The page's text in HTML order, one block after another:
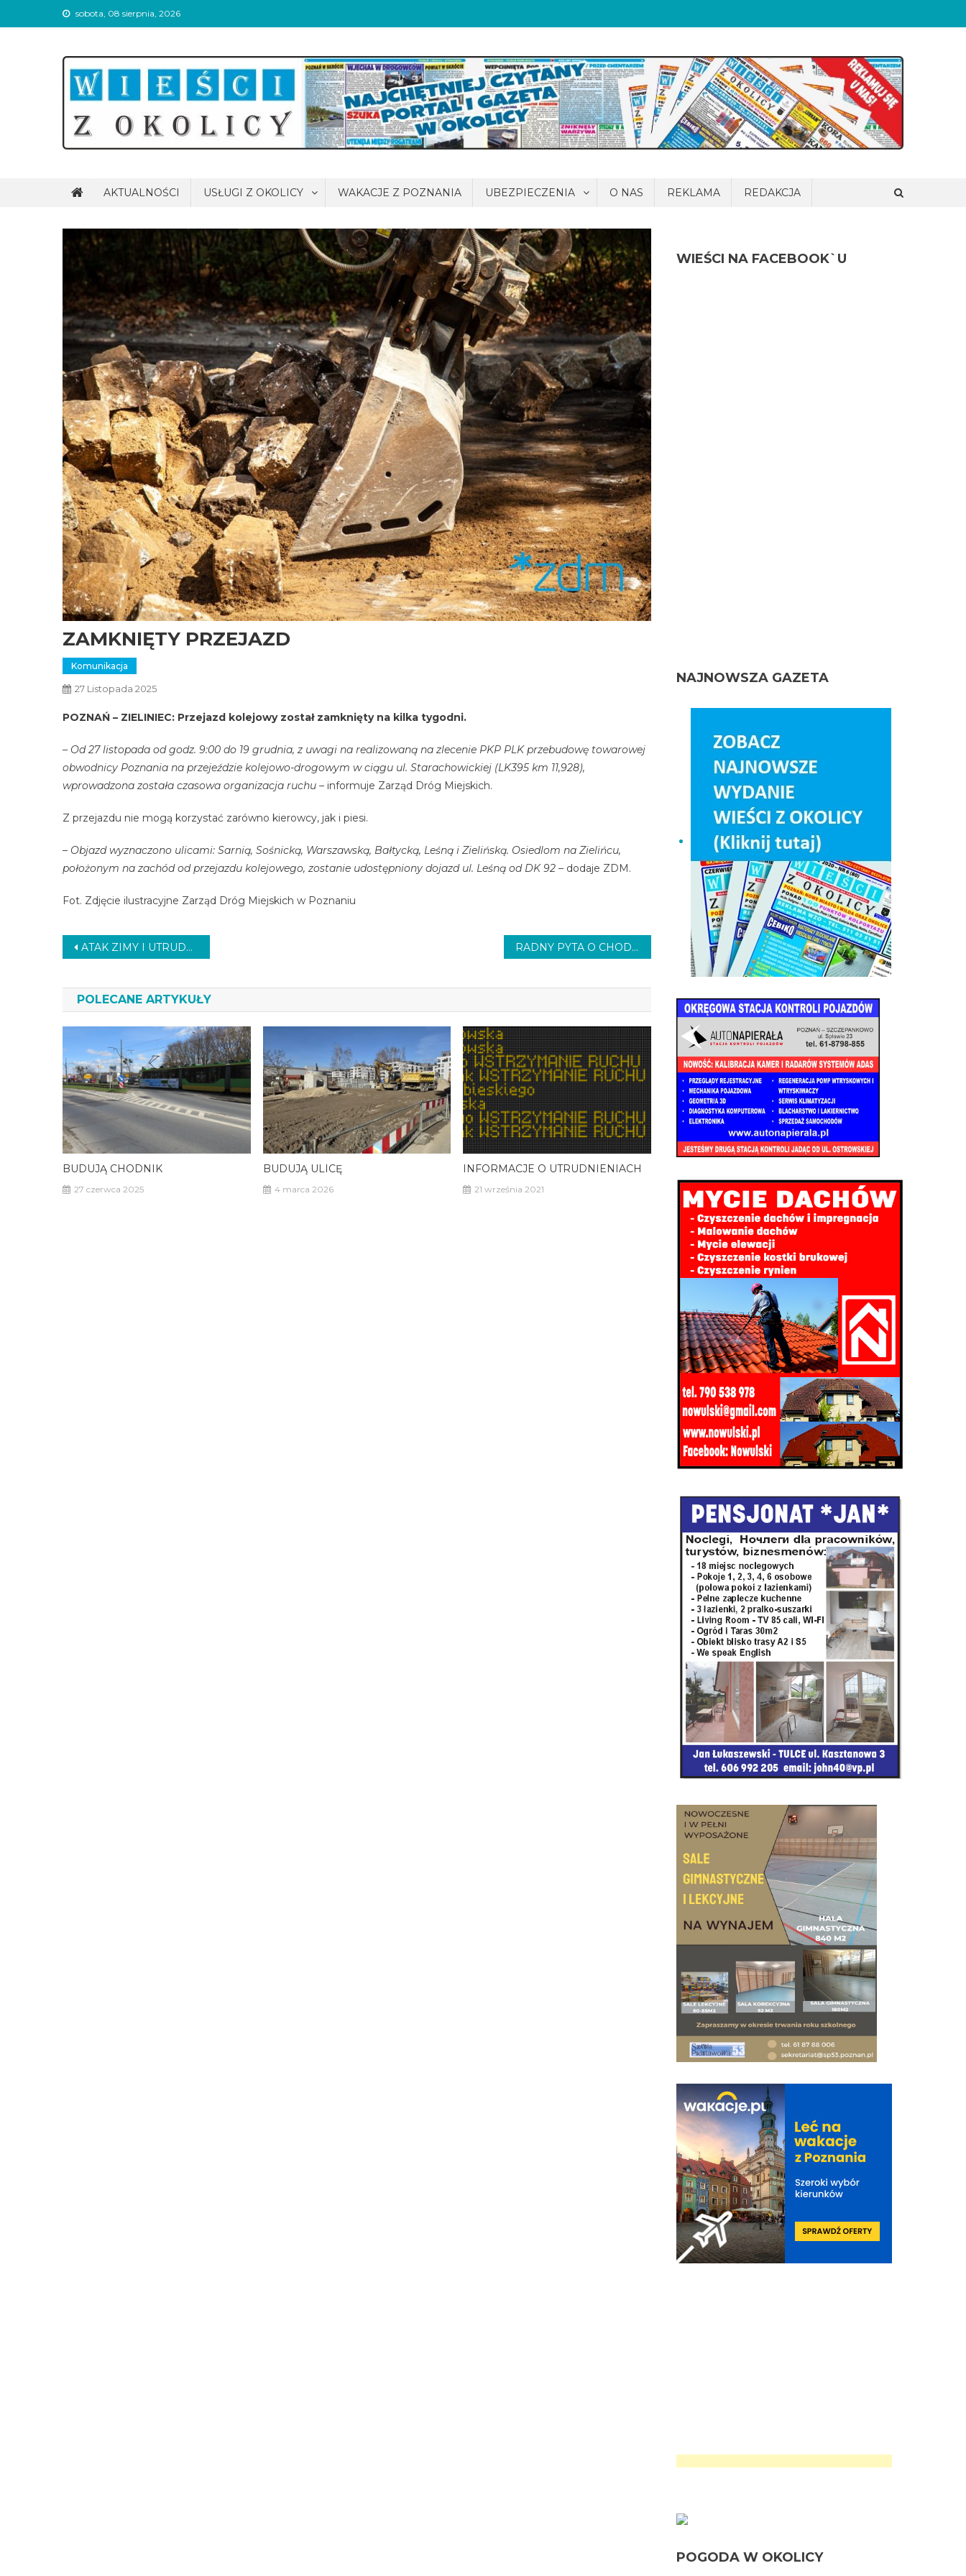
to
sobota, 08 sierpnia, 2026
AKTUALNOŚCI USŁUGI Z OKOLICY WAKACJE Z POZNANIA UBEZPIECZENIA O NAS REKLAMA REDAKCJA
ZAMKNIĘTY PRZEJAZD
Komunikacja
27 Listopada 2025
POZNAŃ – ZIELINIEC: Przejazd kolejowy został zamknięty na kilka tygodni.
– Od 27 listopada od godz. 9:00 do 19 grudnia, z uwagi na realizowaną na zlecenie PKP PLK przebudowę towarowej
obwodnicy Poznania na przejeździe kolejowo-drogowym w ciągu ul. Starachowickiej (LK395 km 11,928),
wprowadzona została czasowa organizacja ruchu – informuje Zarząd Dróg Miejskich.
Z przejazdu nie mogą korzystać zarówno kierowcy, jak i piesi.
– Objazd wyznaczono ulicami: Sarnią, Sośnicką, Warszawską, Bałtycką, Leśną i Zielińską. Osiedlom na Zielińcu,
położonym na zachód od przejazdu kolejowego, zostanie udostępniony dojazd ul. Leśną od DK 92 – dodaje ZDM.
Fot. Zdjęcie ilustracyjne Zarząd Dróg Miejskich w Poznaniu
Nawigacja
ATAK ZIMY I UTRUDNIENIA RADNY PYTA O CHODNIKI
POLECANE ARTYKUŁY
BUDUJĄ CHODNIK
27 czerwca 2025
BUDUJĄ ULICĘ
4 marca 2026
INFORMACJE O UTRUDNIENIACH
21 września 2021
WIEŚCI NA FACEBOOK`U
NAJNOWSZA GAZETA
POGODA W OKOLICY